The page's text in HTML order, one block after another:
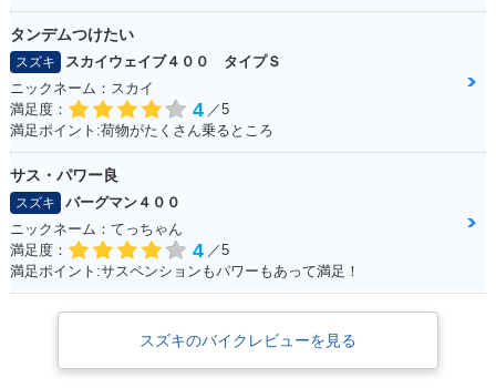
タンデムつけたい
スズキ
スカイウェイブ４００ タイプＳ
ニックネーム：スカイ
満足度：
4 ／5
満足ポイント:荷物がたくさん乗るところ
サス・パワー良
スズキ
バーグマン４００
ニックネーム：てっちゃん
満足度：
4 ／5
満足ポイント:サスペンションもパワーもあって満足！
スズキのバイクレビューを見る